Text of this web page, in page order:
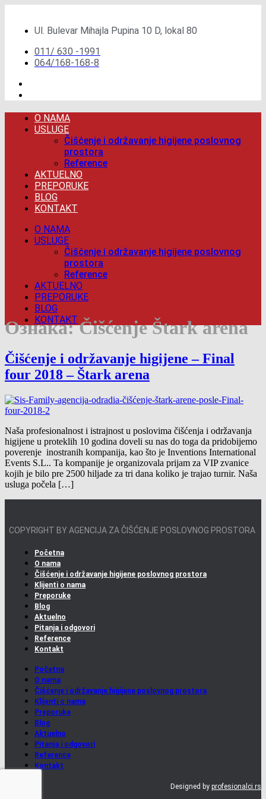
садржајUl. Bulevar Mihajla Pupina 10 D, lokal 80
011/ 630 -1991
064/168-168-8
O NAMA
USLUGE
Čišćenje i održavanje higijene poslovnog
prostora
Reference
AKTUELNO
PREPORUKE
BLOG
KONTAKT
O NAMA
USLUGE
Čišćenje i održavanje higijene poslovnog
prostora
Reference
AKTUELNO
PREPORUKE
BLOG
KONTAKT
Ознака:Čišćenje Štark arena
Čišćenje i održavanje higijene – Final
four 2018 – Štark arena
Naša profesionalnost i istrajnost u poslovima čišćenja i održavanja
higijene u proteklih 10 godina doveli su nas do toga da pridobijemo
poverenje inostranih kompanija, kao što je Inventions International
Events S.L.. Ta kompanije je organizovala prijam za VIP zvanice
kojih je bilo pre 2500 hiljade za tri dana koliko je trajao turnir. Naša
usluga počela […]
COPYRIGHT BY AGENCIJA ZA ČIŠĆENJE POSLOVNOG PROSTORA
Početna
O nama
Čišćenje i održavanje higijene poslovnog prostora
Klijenti o nama
Preporuke
Blog
Aktuelno
Pitanja i odgovori
Reference
Kontakt
Početna
O nama
Čišćenje i održavanje higijene poslovnog prostora
Klijenti o nama
Preporuke
Blog
Aktuelno
Pitanja i odgovori
Reference
Kontakt
Designed by profesionalci.rs